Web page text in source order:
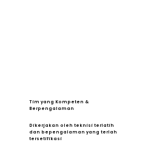
Tim yang Kompeten &
Berpengalaman
Dikerjakan oleh teknisi terlatih
dan bepengalaman yang terlah
tersetifikasi